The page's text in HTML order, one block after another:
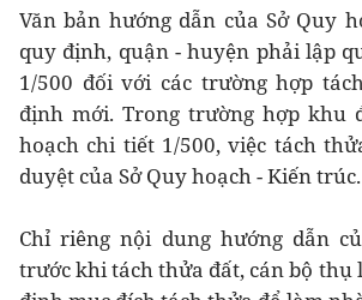
Văn bản hướng dẫn của Sở Quy
quy định, quận - huyện phải lập
1/500 đối với các trường hợp
định mới. Trong trường hợp khu
hoạch chi tiết 1/500, việc tách
duyệt của Sở Quy hoạch - Kiến trúc.
Chỉ riêng nội dung hướng dẫn
trước khi tách thửa đất, cán bộ thụ